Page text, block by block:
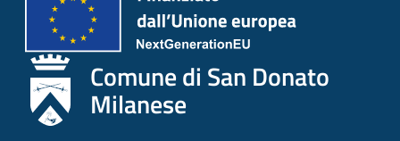
Comune di San Donato
Milanese